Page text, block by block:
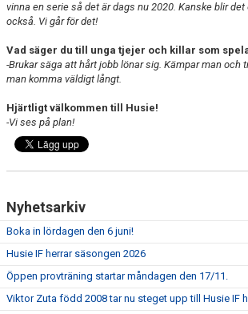
vinna en serie så det är dags nu 2020. Kanske blir
också. Vi går för det!
Vad säger du till unga tjejer och killar som
-Brukar säga att hårt jobb lönar sig. Kämpar man och
man komma väldigt långt.
Hjärtligt välkommen till Husie!
-Vi ses på plan!
Nyhetsarkiv
Boka in lördagen den 6 juni!
Husie IF herrar säsongen 2026
Öppen provträning startar måndagen den 17/11.
Viktor Zuta född 2008 tar nu steget upp till Husie IF